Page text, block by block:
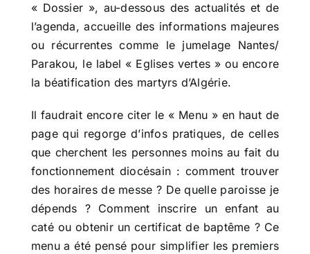
« Dossier », au-dessous des actualités et de
l’agenda, accueille des informations majeures
ou récurrentes comme le jumelage Nantes/
Parakou, le label « Eglises vertes » ou encore
la béatification des martyrs d’Algérie.
Il faudrait encore citer le « Menu » en haut de
page qui regorge d’infos pratiques, de celles
que cherchent les personnes moins au fait du
fonctionnement diocésain : comment trouver
des horaires de messe ? De quelle paroisse je
dépends ? Comment inscrire un enfant au
caté ou obtenir un certificat de baptême ? Ce
menu a été pensé pour simplifier les premiers